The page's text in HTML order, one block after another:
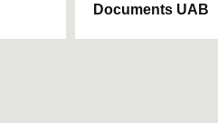
e
0
Documents UAB